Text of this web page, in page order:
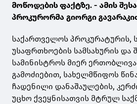
მოწოდების ფაქტზე. - ამის
პროკურორმა გიორგი
საქართველოს პროკურატურის,
უსაფრთხოების სამსახურის და
სამინისტროს მიერ
გამოძიებით, სახელმწიფოს
ჩადენილი დანაშაულების,
უცხო ქვეყნისათვის მტრულ